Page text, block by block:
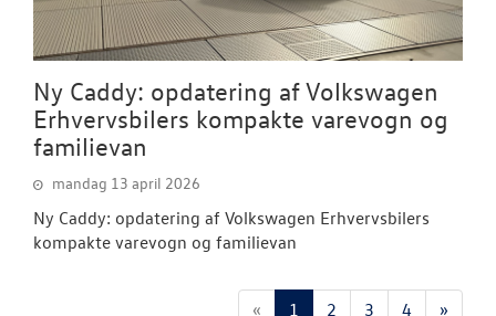
Ny Caddy: opdatering af Volkswagen
Erhvervsbilers kompakte varevogn og
familievan
mandag 13 april 2026
Ny Caddy: opdatering af Volkswagen Erhvervsbilers
kompakte varevogn og familievan
« 1 2 3 4 »